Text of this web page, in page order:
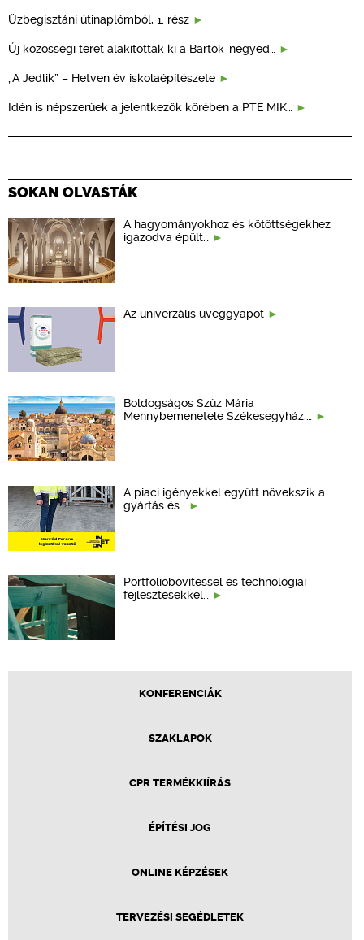
Üzbegisztáni útinaplómból, 1. rész
Új közösségi teret alakítottak ki a Bartók-negyed…
„A Jedlik” – Hetven év iskolaépítészete
Idén is népszerűek a jelentkezők körében a PTE MIK…
SOKAN OLVASTÁK
A hagyományokhoz és kötöttségekhez
igazodva épült…
Az univerzális üveggyapot
Boldogságos Szűz Mária
Mennybemenetele Székesegyház,…
A piaci igényekkel együtt növekszik a
gyártás és…
Portfólióbővítéssel és technológiai
fejlesztésekkel…
KONFERENCIÁK
SZAKLAPOK
CPR TERMÉKKIÍRÁS
ÉPÍTÉSI JOG
ONLINE KÉPZÉSEK
TERVEZÉSI SEGÉDLETEK